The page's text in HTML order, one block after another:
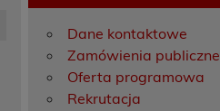
Dane kontaktowe
Zamówienia publiczne
Oferta programowa
Rekrutacja